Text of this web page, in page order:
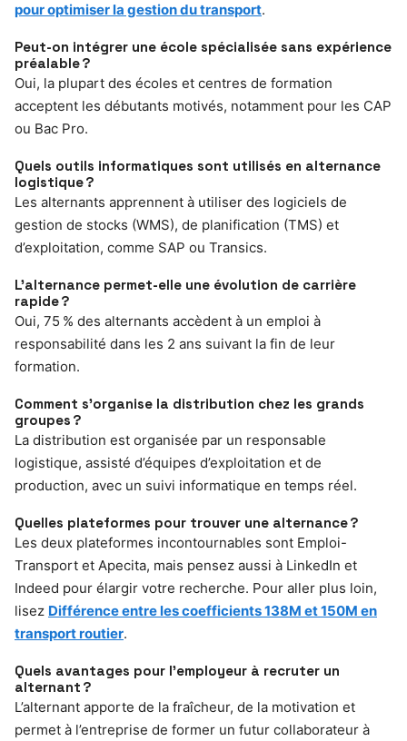
pour optimiser la gestion du transport.
Peut-on intégrer une école spécialisée sans expérience
préalable ?
Oui, la plupart des écoles et centres de formation
acceptent les débutants motivés, notamment pour les CAP
ou Bac Pro.
Quels outils informatiques sont utilisés en alternance
logistique ?
Les alternants apprennent à utiliser des logiciels de
gestion de stocks (WMS), de planification (TMS) et
d’exploitation, comme SAP ou Transics.
L’alternance permet-elle une évolution de carrière
rapide ?
Oui, 75 % des alternants accèdent à un emploi à
responsabilité dans les 2 ans suivant la fin de leur
formation.
Comment s’organise la distribution chez les grands
groupes ?
La distribution est organisée par un responsable
logistique, assisté d’équipes d’exploitation et de
production, avec un suivi informatique en temps réel.
Quelles plateformes pour trouver une alternance ?
Les deux plateformes incontournables sont Emploi-
Transport et Apecita, mais pensez aussi à LinkedIn et
Indeed pour élargir votre recherche. Pour aller plus loin,
lisez Différence entre les coefficients 138M et 150M en
transport routier.
Quels avantages pour l’employeur à recruter un
alternant ?
L’alternant apporte de la fraîcheur, de la motivation et
permet à l’entreprise de former un futur collaborateur à